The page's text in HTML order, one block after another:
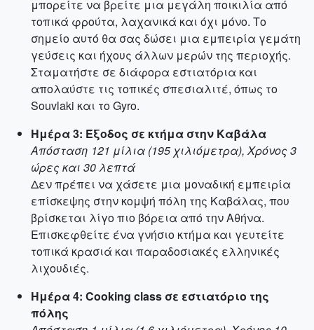
μπορείτε να βρείτε μια μεγάλη ποικιλία από
τοπικά φρούτα, λαχανικά και όχι μόνο. Το
σημείο αυτό θα σας δώσει μια εμπειρία γεμάτη
γεύσεις και ήχους άλλων μερών της περιοχής.
Σταματήστε σε διάφορα εστιατόρια και
απολαύστε τις τοπικές σπεσιαλιτέ, όπως το
Souvlaki και το Gyro.
Ημέρα 3: Έξοδος σε κτήμα στην Καβάλα
Απόσταση 121 μίλια (195 χιλιόμετρα), Χρόνος 3
ώρες και 30 λεπτά
Δεν πρέπει να χάσετε μια μοναδική εμπειρία
επίσκεψης στην κομψή πόλη της Καβάλας, που
βρίσκεται λίγο πιο βόρεια από την Αθήνα.
Επισκεφθείτε ένα γνήσιο κτήμα και γευτείτε
τοπικά κρασιά και παραδοσιακές ελληνικές
λιχουδιές.
Ημέρα 4: Cooking class σε εστιατόριο της
πόλης